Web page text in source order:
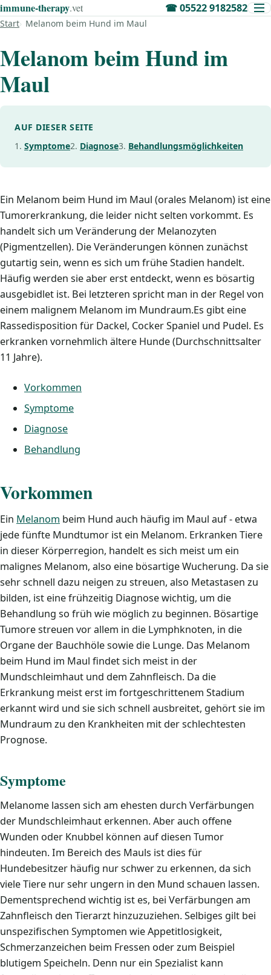
immune‑therapy.vet ☎05522 9182582
Start Melanom beim Hund im Maul
Melanom beim Hund im
Maul
AUF DIESER SEITE
Symptome
Diagnose Behandlungsmöglichkeiten
Ein Melanom beim Hund im Maul (orales Melanom) ist eine
Tumorerkrankung, die leider nicht selten vorkommt. Es
handelt sich um Veränderung der Melanozyten
(Pigmentzellen). Die Veränderungen können zunächst
gutartig sein, wenn es sich um frühe Stadien handelt.
Häufig werden sie aber erst entdeckt, wenn es bösartig
ausgebidlet ist. Bei letzteren spricht man in der Regel von
einem malignem Melanom im Mundraum.Es gibt eine
Rassedisposition für Dackel, Cocker Spaniel und Pudel. Es
erkranken vornehmlich ältere Hunde (Durchschnittsalter
11 Jahre).
Vorkommen
Symptome
Diagnose
Behandlung
Vorkommen
Ein Melanom beim Hund auch häufig im Maul auf - etwa
jede fünfte Mundtumor ist ein Melanom. Erkranken Tiere
in dieser Körperregion, handelt es sich meist um ein
malignes Melanom, also eine bösartige Wucherung. Da sie
sehr schnell dazu neigen zu streuen, also Metastasen zu
bilden, ist eine frühzeitig Diagnose wichtig, um die
Behandlung so früh wie möglich zu beginnen. Bösartige
Tumore streuen vor allem in die Lymphknoten, in die
Organe der Bauchhöle sowie die Lunge. Das Melanom
beim Hund im Maul findet sich meist in der
Mundschleimhaut und dem Zahnfleisch. Da die
Erkrankung meist erst im fortgeschrittenem Stadium
erkannt wird und sie sich schnell ausbreitet, gehört sie im
Mundraum zu den Krankheiten mit der schlechtesten
Prognose.
Symptome
Melanome lassen sich am ehesten durch Verfärbungen
der Mundschleimhaut erkennen. Aber auch offene
Wunden oder Knubbel können auf diesen Tumor
hindeuten. Im Bereich des Mauls ist dies für
Hundebesitzer häufig nur schwer zu erkennen, da sich
viele Tiere nur sehr ungern in den Mund schauen lassen.
Dementsprechend wichtig ist es, bei Verfärbungen am
Zahnfleisch den Tierarzt hinzuzuziehen. Selbiges gilt bei
unspezifischen Symptomen wie Appetitlosigkeit,
Schmerzanzeichen beim Fressen oder zum Beispiel
blutigem Speicheln. Denn nur ein Spezialist kann